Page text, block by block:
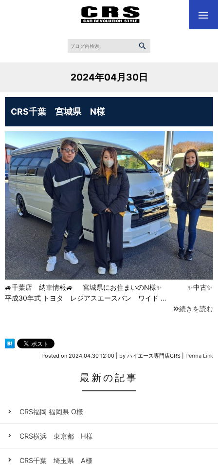
2024年04月30日
CRS千葉 宮城県 N様
🚙千葉店 納車情報🚙 宮城県にお住まいのN様✨ ✨中古✨
平成30年式 トヨタ レジアスエースバン ワイド …
続きを読む
Posted on 2024.04.30 12:00 by ハイエース専門店CRS Perma Link
最新の記事
CRS福岡 福岡県 O様
CRS横浜 東京都 H様
CRS千葉 埼玉県 A様